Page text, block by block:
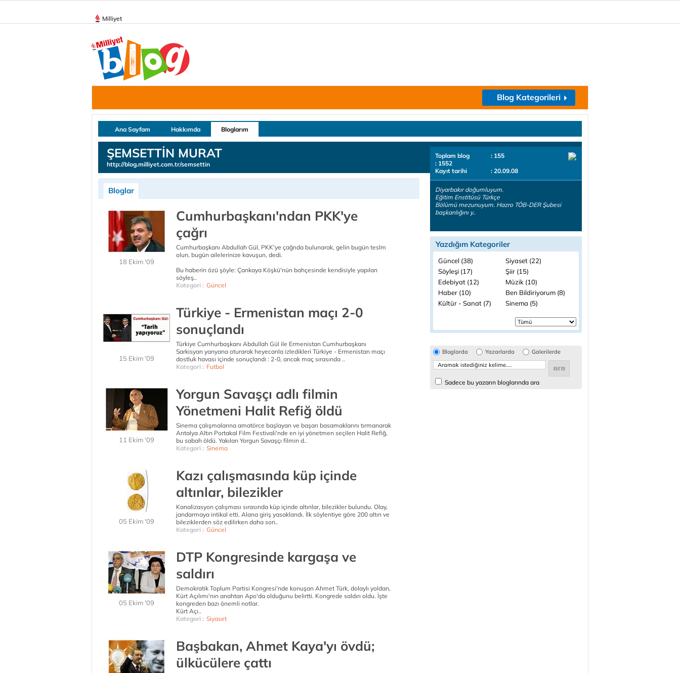
Milliyet
Blog Kategorileri
Ana Sayfam Hakkımda Bloglarım
ŞEMSETTİN MURAT
http://blog.milliyet.com.tr/semsettin
Bloglar
18 Ekim '09
Cumhurbaşkanı'ndan PKK'ye
çağrı
Cumhurbaşkanı Abdullah Gül, PKK'ye çağrıda bulunarak, gelin bugün teslm
olun, bugün ailelerinize kavuşun, dedi.
Bu haberin özü şöyle: Çankaya Köşkü'nün bahçesinde kendisiyle yapılan
söyleş..
Kategori : Güncel
15 Ekim '09
Türkiye - Ermenistan maçı 2-0
sonuçlandı
Türkiye Cumhurbaşkanı Abdullah Gül ile Ermenistan Cumhurbaşkanı
Sarkisyan yanyana oturarak heyecanla izledikleri Türkiye - Ermenistan maçı
dostluk havası içinde sonuçlandı : 2-0, ancak maç sırasında ..
Kategori : Futbol
11 Ekim '09
Yorgun Savaşçı adlı filmin
Yönetmeni Halit Refiğ öldü
Sinema çalışmalarına amatörce başlayan ve başarı basamaklarını tırmanarak
Antalya Altın Portakal Film Festivali'nde en iyi yönetmen seçilen Halit Refiğ,
bu sabah öldü. Yakılan Yorgun Savaşçı filmin d..
Kategori : Sinema
05 Ekim '09
Kazı çalışmasında küp içinde
altınlar, bilezikler
Kanalizasyon çalışması sırasında küp içinde altınlar, bilezikler bulundu. Olay,
jandarmaya intikal etti. Alana giriş yasaklandı. İlk söylentiye göre 200 altın ve
bileziklerden söz edilirken daha son..
Kategori : Güncel
05 Ekim '09
DTP Kongresinde kargaşa ve
saldırı
Demokratik Toplum Partisi Kongresi'nde konuşan Ahmet Türk, dolaylı yoldan,
Kürt Açılımı'nın anahtarı Apo'da olduğunu belirtti. Kongrede saldırı oldu. İşte
kongreden bazı önemli notlar.
Kürt Açı..
Kategori : Siyaset
Başbakan, Ahmet Kaya'yı övdü;
ülkücülere çattı
Toplam blog
: 155
: 1552
Kayıt tarihi
: 20.09.08
Diyarbakır doğumluyum.
Eğitim Enstitüsü Türkçe
Bölümü mezunuyum. Hazro TÖB-DER Şubesi
başkanlığını y..
Yazdığım Kategoriler
Güncel (38)
Siyaset (22)
Söyleşi (17)
Şiir (15)
Edebiyat (12)
Müzik (10)
Haber (10)
Ben Bildiriyorum (8)
Kültür - Sanat (7)
Sinema (5)
Bloglarda Yazarlarda Galerilerde
Sadece bu yazarın bloglarında ara